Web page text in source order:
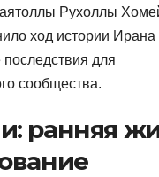
Рухоллы
ход истории
для
сообщества.
ранняя